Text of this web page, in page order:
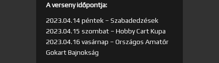
A verseny időpontja:
2023.04.14 péntek – Szabadedzések
2023.04.15 szombat – Hobby Cart Kupa
2023.04.16 vasárnap – Országos Amatőr
Gokart Bajnokság